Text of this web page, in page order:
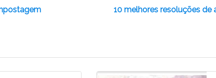
10 melhores resoluções de